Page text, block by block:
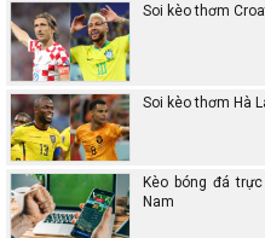
Soi kèo thơm
Soi kèo thơm Hà
Kèo bóng đá
Nam